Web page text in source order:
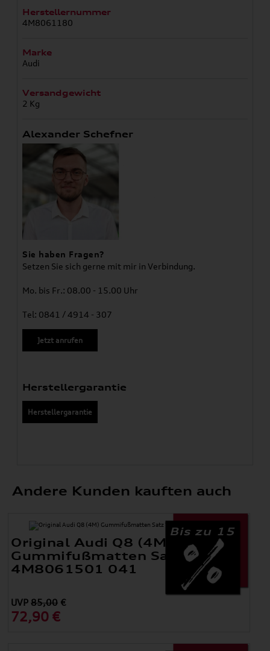
Herstellernummer
4M8061180
Marke
Audi
Versandgewicht
2 Kg
Alexander Schefner
Sie haben Fragen?
Setzen Sie sich gerne mit mir in Verbindung.
Mo. bis Fr.: 08.00 - 15.00 Uhr
Tel: 0841 / 4914 - 307
Jetzt anrufen
Herstellergarantie
Herstellergarantie
Andere Kunden kauften auch
Bis zu 15
Original Audi Q8 (4M)
Gummifußmatten Satz Vorne
4M8061501 041
UVP85,00 €
72,90 €